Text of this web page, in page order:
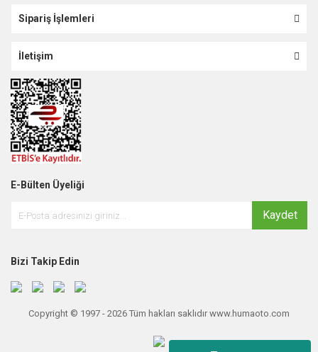
Sipariş İşlemleri
İletişim
E-Bülten Üyeliği
Kaydet
Bizi Takip Edin
Copyright © 1997 - 2026 Tüm hakları saklıdır www.humaoto.com